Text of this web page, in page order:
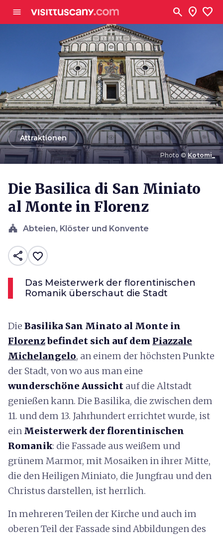
menu search location_on favorite
Photo © Kotomi_
arrow_backAttraktionen
Die Basilica di San Miniato
al Monte in Florenz
church Abteien, Klöster und Konvente
share favorite_border
Das Meisterwerk der florentinischen
Romanik überschaut die Stadt
Die Basilika San Minato al Monte in
Florenzbefindet sich auf dem Piazzale
Michelangelo, an einem der höchsten Punkte
der Stadt, von wo aus man eine
wunderschöne Aussicht auf die Altstadt
genießen kann. Die Basilika, die zwischen dem
11. und dem 13. Jahrhundert errichtet wurde, ist
ein Meisterwerk der florentinischen
Romanik: die Fassade aus weißem und
grünem Marmor, mit Mosaiken in ihrer Mitte,
die den Heiligen Miniato, die Jungfrau und den
Christus darstellen, ist herrlich.
In mehreren Teilen der Kirche und auch im
oberen Teil der Fassade sind Abbildungen des